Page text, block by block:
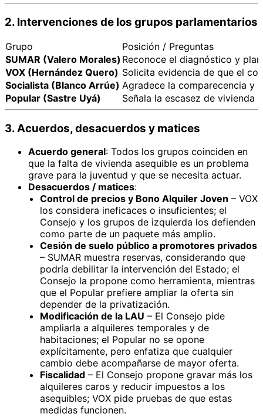
2. Intervenciones de los grupos parlamentarios
Grupo
Posición / Preguntas
SUMAR (Valero Morales) Reconoce el diagnóstico y
VOX (Hernández Quero) Solicita evidencia de que el
Socialista (Blanco Arrúe) Agradece la comparecencia y
Popular (Sastre Uyá)
Señala la escasez de vivienda
3. Acuerdos, desacuerdos y matices
Acuerdo general: Todos los grupos coinciden en
que la falta de vivienda asequible es un problema
grave para la juventud y que se necesita actuar.
Desacuerdos / matices:
Control de precios y Bono Alquiler Joven – VOX
los considera ineficaces o insuficientes; el
Consejo y los grupos de izquierda los defienden
como parte de un paquete más amplio.
Cesión de suelo público a promotores privados
– SUMAR muestra reservas, considerando que
podría debilitar la intervención del Estado; el
Consejo la propone como herramienta, mientras
que el Popular prefiere ampliar la oferta sin
depender de la privatización.
Modificación de la LAU – El Consejo pide
ampliarla a alquileres temporales y de
habitaciones; el Popular no se opone
explícitamente, pero enfatiza que cualquier
cambio debe acompañarse de mayor oferta.
Fiscalidad – El Consejo propone gravar más los
alquileres caros y reducir impuestos a los
asequibles; VOX pide pruebas de que estas
medidas funcionen.